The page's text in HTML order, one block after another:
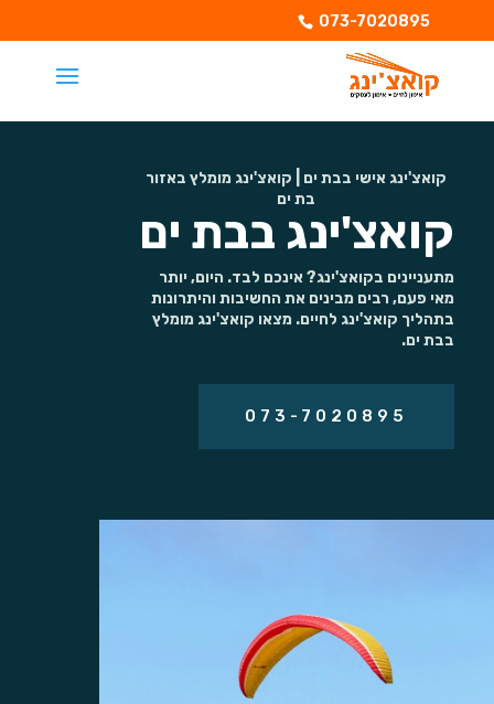
073-7020895
קואצ'ינג אישי בבת ים | קואצ'ינג מומלץ באזור
בת ים
קואצ'ינג בבת ים
מתעניינים בקואצ'ינג? אינכם לבד. היום, יותר
מאי פעם, רבים מבינים את החשיבות והיתרונות
בתהליך קואצ'ינג לחיים. מצאו קואצ'ינג מומלץ
בבת ים.
073-7020895